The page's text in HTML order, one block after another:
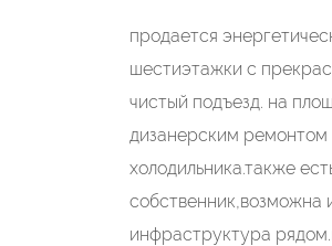
продается
шестиэтажки с
чистый подъезд. на
дизанерским
холодильника.также
собственник,возможна
инфраструктура